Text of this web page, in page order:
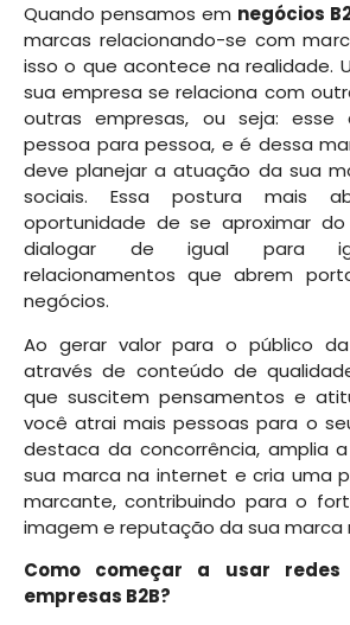
Quando pensamos em negócios
marcas relacionando-se com
isso o que acontece na realidade.
sua empresa se relaciona com
outras empresas, ou seja:
pessoa para pessoa, e é dessa
deve planejar a atuação da sua
sociais. Essa postura mais
oportunidade de se aproximar
dialogar de igual para
relacionamentos que abrem
negócios.
Ao gerar valor para o público
através de conteúdo de
que suscitem pensamentos e
você atrai mais pessoas para o
destaca da concorrência, amplia
sua marca na internet e cria uma
marcante, contribuindo para o
imagem e reputação da sua marca
Como começar a usar redes
empresas B2B?